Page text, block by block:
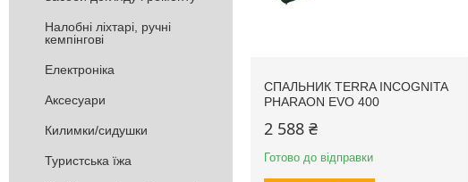
СПАЛЬНИК TERRA INCOGNITA
PHARAON EVO 400
2 588 ₴
Готово до відправки
Налобні ліхтарі, ручні
кемпінгові
Електроніка
Аксесуари
Килимки/сидушки
Туристська їжа